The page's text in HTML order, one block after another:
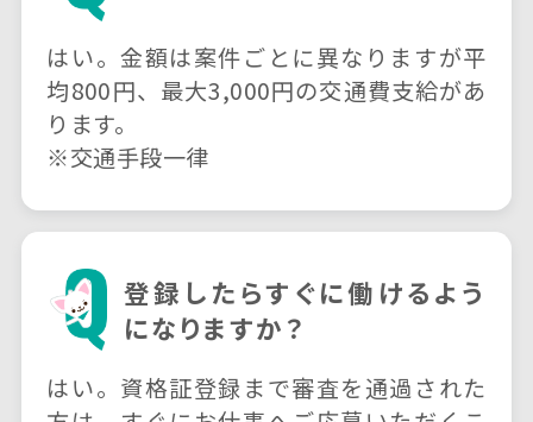
はい。金額は案件ごとに異なりますが平
均800円、最大3,000円の交通費支給があ
ります。
※交通手段一律
登録したらすぐに働けるよう
になりますか？
はい。資格証登録まで審査を通過された